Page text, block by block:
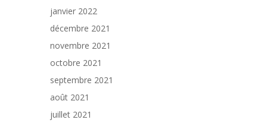
janvier 2022
décembre 2021
novembre 2021
octobre 2021
septembre 2021
août 2021
juillet 2021